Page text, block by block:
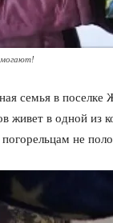
семья в поселке
живет в одной из
не